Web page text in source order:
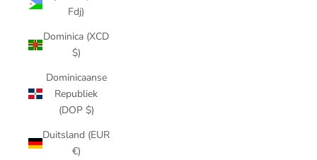
Fdj)
Dominica (XCD
$)
Dominicaanse
Republiek
(DOP $)
Duitsland (EUR
€)